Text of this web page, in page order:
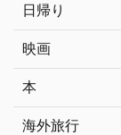
日帰り
映画
本
海外旅行